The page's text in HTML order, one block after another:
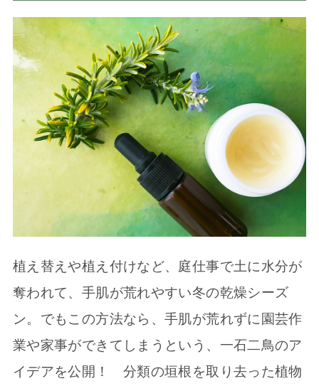
植え替えや植え付けなど、庭仕事で土に水分が
奪われて、手肌が荒れやすい冬の乾燥シーズ
ン。でもこの方法なら、手肌が荒れずに園芸作
業や家事ができてしまうという、一石二鳥のア
イデアを公開！ 分類の垣根を取り去った植物